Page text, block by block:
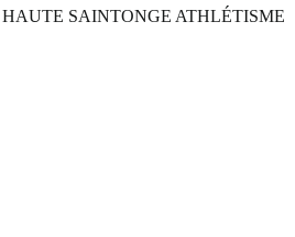
HAUTE SAINTONGE ATHLÉTISME